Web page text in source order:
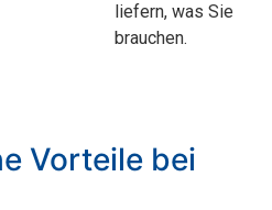
liefern, was Sie
brauchen.
Vorteile bei